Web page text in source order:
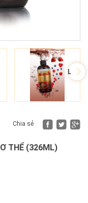
Chia sẻ
THỂ (326ML)